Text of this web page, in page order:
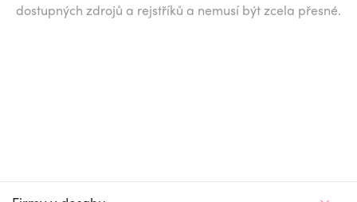
dostupných zdrojů a rejstříků a nemusí být zcela přesné.